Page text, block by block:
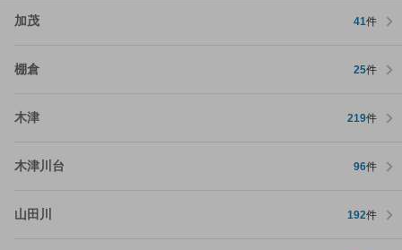
加茂 41件
棚倉 25件
木津 219件
木津川台 96件
山田川 192件